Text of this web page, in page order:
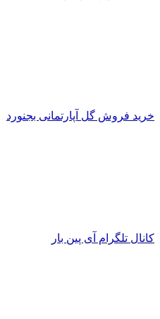
خرید فروش گل آپارتمانی بجنورد
کانال تلگرام آی پین بار